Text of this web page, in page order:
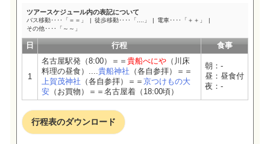
ツアースケジュール内の表記について
バス移動‥‥「＝＝」 徒歩移動‥‥「....」
電車‥‥「＋＋」
その他‥‥「～～」
日 行程 食事
1
名古屋駅発（8:00）＝＝ 貴船べにや （川床
料理の昼食）....貴船神社 （各自参拝）＝＝
上賀茂神社 （各自参拝）＝＝ 京つけもの大
安 （お買物）＝＝名古屋着（18:00頃）
朝：-
昼：昼食付
夜：-
行程表のダウンロード